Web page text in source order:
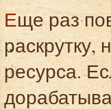
Еще раз повторим: перед тем, как начинать
раскрутку,
ресурса.